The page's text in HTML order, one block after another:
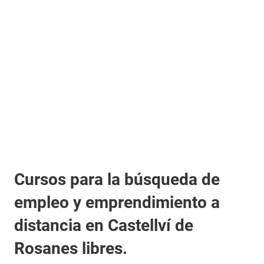
Cursos para la búsqueda de
empleo y emprendimiento a
distancia en Castellví de
Rosanes libres.